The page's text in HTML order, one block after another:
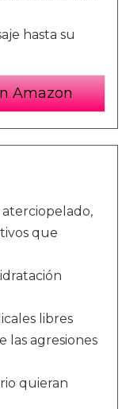
hasta su
Amazon
que
libres
las agresiones
quieran